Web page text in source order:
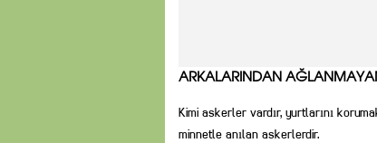
ARKALARINDAN
Kimi askerler vardır, yurtlarını
minnetle anılan askerlerdir.